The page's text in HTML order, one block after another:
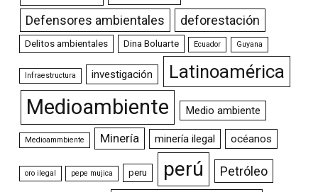
Defensores ambientales deforestación
Delitos ambientales Dina Boluarte Ecuador Guyana
Infraestructura investigación Latinoamérica
Medioambiente Medio ambiente
Medioammbiente Minería minería ilegal océanos
oro ilegal pepe mujica peru perú Petróleo